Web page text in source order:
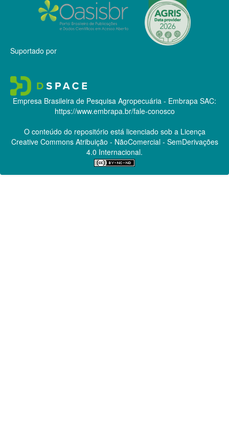
Suportado por
Empresa Brasileira de Pesquisa Agropecuária - Embrapa SAC:
https://www.embrapa.br/fale-conosco
O conteúdo do repositório está licenciado sob a Licença
Creative CommonsAtribuição - NãoComercial - SemDerivações
4.0 Internacional.